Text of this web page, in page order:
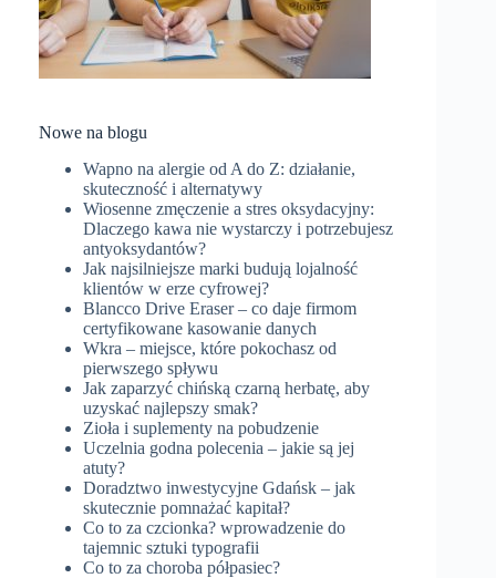
Nowe na blogu
Wapno na alergie od A do Z: działanie,
skuteczność i alternatywy
Wiosenne zmęczenie a stres oksydacyjny:
Dlaczego kawa nie wystarczy i potrzebujesz
antyoksydantów?
Jak najsilniejsze marki budują lojalność
klientów w erze cyfrowej?
Blancco Drive Eraser – co daje firmom
certyfikowane kasowanie danych
Wkra – miejsce, które pokochasz od
pierwszego spływu
Jak zaparzyć chińską czarną herbatę, aby
uzyskać najlepszy smak?
Zioła i suplementy na pobudzenie
Uczelnia godna polecenia – jakie są jej
atuty?
Doradztwo inwestycyjne Gdańsk – jak
skutecznie pomnażać kapitał?
Co to za czcionka? wprowadzenie do
tajemnic sztuki typografii
Co to za choroba półpasiec?